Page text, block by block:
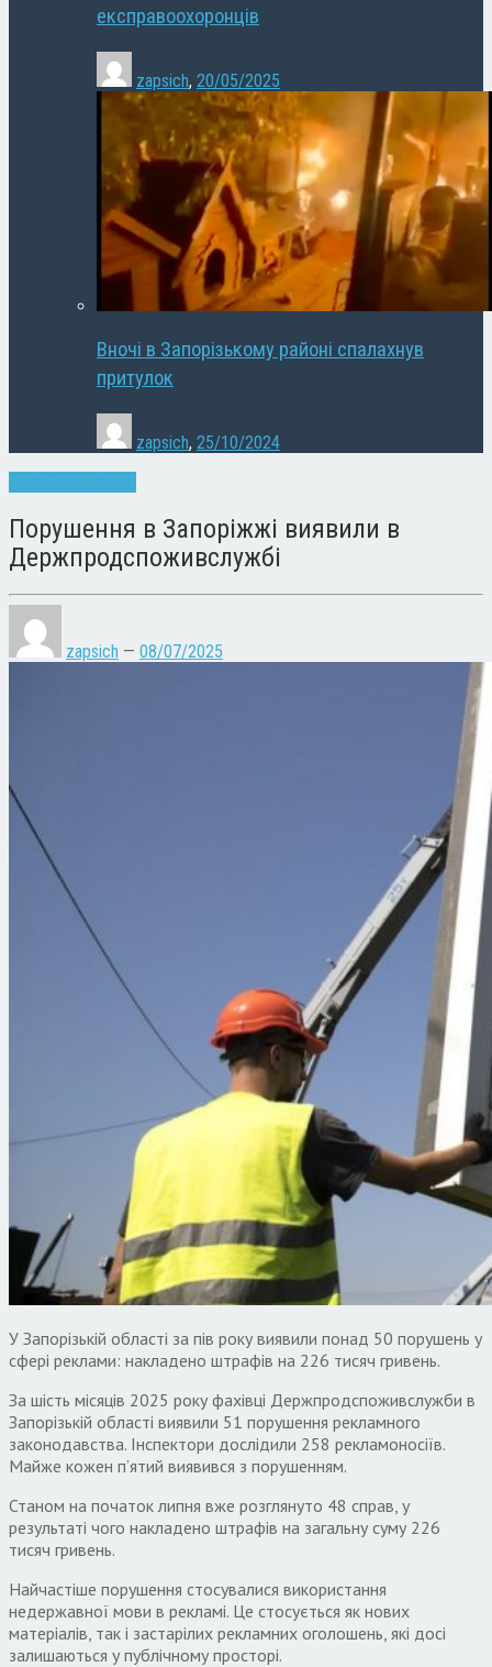
експравоохоронців
zapsich, 20/05/2025
Вночі в Запорізькому районі спалахнув
притулок
zapsich, 25/10/2024
Порушення в Запоріжжі виявили в
Держпродспоживслужбі
zapsich — 08/07/2025
У Запорізькій області за пів року виявили понад 50 порушень у
сфері реклами: накладено штрафів на 226 тисяч гривень.
За шість місяців 2025 року фахівці Держпродспоживслужби в
Запорізькій області виявили 51 порушення рекламного
законодавства. Інспектори дослідили 258 рекламоносіїв.
Майже кожен п’ятий виявився з порушенням.
Станом на початок липня вже розглянуто 48 справ, у
результаті чого накладено штрафів на загальну суму 226
тисяч гривень.
Найчастіше порушення стосувалися використання
недержавної мови в рекламі. Це стосується як нових
матеріалів, так і застарілих рекламних оголошень, які досі
залишаються у публічному просторі.